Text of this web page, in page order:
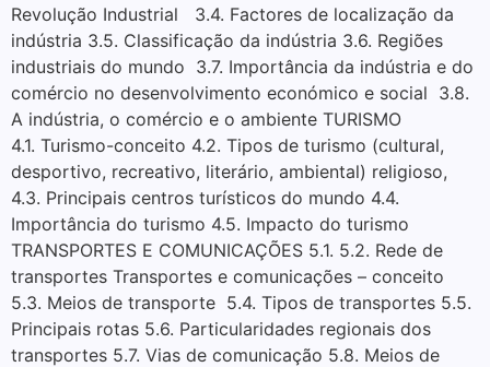
Revolução Industrial 3.4. Factores de localização da
indústria 3.5. Classificação da indústria 3.6. Regiões
industriais do mundo 3.7. Importância da indústria e do
comércio no desenvolvimento económico e social 3.8.
A indústria, o comércio e o ambiente TURISMO
4.1. Turismo-conceito 4.2. Tipos de turismo (cultural,
desportivo, recreativo, literário, ambiental) religioso,
4.3. Principais centros turísticos do mundo 4.4.
Importância do turismo 4.5. Impacto do turismo
TRANSPORTES E COMUNICAÇÕES 5.1. 5.2. Rede de
transportes Transportes e comunicações – conceito
5.3. Meios de transporte 5.4. Tipos de transportes 5.5.
Principais rotas 5.6. Particularidades regionais dos
transportes 5.7. Vias de comunicação 5.8. Meios de